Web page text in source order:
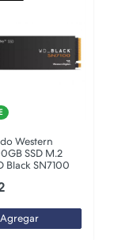
Western
SSD M.2
Black SN7100
Agregar